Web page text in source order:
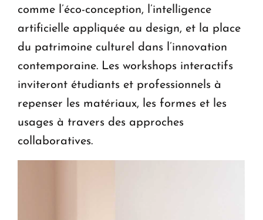
comme l’éco-conception, l’intelligence
artificielle appliquée au design, et la place
du patrimoine culturel dans l’innovation
contemporaine. Les workshops interactifs
inviteront étudiants et professionnels à
repenser les matériaux, les formes et les
usages à travers des approches
collaboratives.